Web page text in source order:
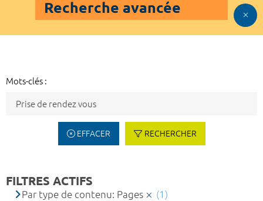
Recherche avancée
Mots-clés :
EFFACER RECHERCHER
FILTRES ACTIFS
Par type de contenu: Pages
(1)